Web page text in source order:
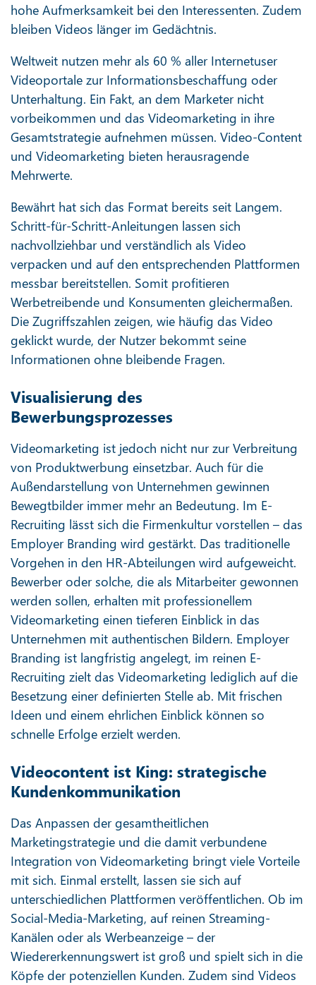
hohe Aufmerksamkeit bei den Interessenten. Zudem
bleiben Videos länger im Gedächtnis.
Weltweit nutzen mehr als 60 % aller Internetuser
Videoportale zur Informationsbeschaffung oder
Unterhaltung. Ein Fakt, an dem Marketer nicht
vorbeikommen und das Videomarketing in ihre
Gesamtstrategie aufnehmen müssen. Video-Content
und Videomarketing bieten herausragende
Mehrwerte.
Bewährt hat sich das Format bereits seit Langem.
Schritt-für-Schritt-Anleitungen lassen sich
nachvollziehbar und verständlich als Video
verpacken und auf den entsprechenden Plattformen
messbar bereitstellen. Somit profitieren
Werbetreibende und Konsumenten gleichermaßen.
Die Zugriffszahlen zeigen, wie häufig das Video
geklickt wurde, der Nutzer bekommt seine
Informationen ohne bleibende Fragen.
Visualisierung des
Bewerbungsprozesses
Videomarketing ist jedoch nicht nur zur Verbreitung
von Produktwerbung einsetzbar. Auch für die
Außendarstellung von Unternehmen gewinnen
Bewegtbilder immer mehr an Bedeutung. Im E-
Recruiting lässt sich die Firmenkultur vorstellen – das
Employer Branding wird gestärkt. Das traditionelle
Vorgehen in den HR-Abteilungen wird aufgeweicht.
Bewerber oder solche, die als Mitarbeiter gewonnen
werden sollen, erhalten mit professionellem
Videomarketing einen tieferen Einblick in das
Unternehmen mit authentischen Bildern. Employer
Branding ist langfristig angelegt, im reinen E-
Recruiting zielt das Videomarketing lediglich auf die
Besetzung einer definierten Stelle ab. Mit frischen
Ideen und einem ehrlichen Einblick können so
schnelle Erfolge erzielt werden.
Videocontent ist King: strategische
Kundenkommunikation
Das Anpassen der gesamtheitlichen
Marketingstrategie und die damit verbundene
Integration von Videomarketing bringt viele Vorteile
mit sich. Einmal erstellt, lassen sie sich auf
unterschiedlichen Plattformen veröffentlichen. Ob im
Social-Media-Marketing, auf reinen Streaming-
Kanälen oder als Werbeanzeige – der
Wiedererkennungswert ist groß und spielt sich in die
Köpfe der potenziellen Kunden. Zudem sind Videos